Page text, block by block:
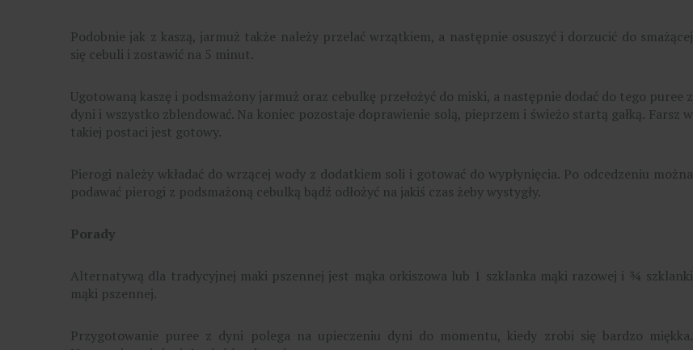
Podobnie jak z kaszą, jarmuż także należy przelać wrzątkiem, a następnie osuszyć i dorzucić do smażącej
się cebuli i zostawić na 5 minut.
Ugotowaną kaszę i podsmażony jarmuż oraz cebulkę przełożyć do miski, a następnie dodać do tego puree z
dyni i wszystko zblendować. Na koniec pozostaje doprawienie solą, pieprzem i świeżo startą gałką. Farsz w
takiej postaci jest gotowy.
Pierogi należy wkładać do wrzącej wody z dodatkiem soli i gotować do wypłynięcia. Po odcedzeniu można
podawać pierogi z podsmażoną cebulką bądź odłożyć na jakiś czas żeby wystygły.
Porady
Alternatywą dla tradycyjnej maki pszennej jest mąka orkiszowa lub 1 szklanka mąki razowej i ¾ szklanki
mąki pszennej.
Przygotowanie puree z dyni polega na upieczeniu dyni do momentu, kiedy zrobi się bardzo miękka.